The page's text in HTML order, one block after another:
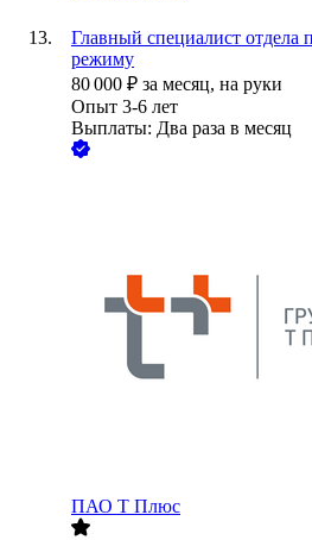
Главный специалист отдела
режиму
80 000 ₽ за месяц, на руки
Опыт 3-6 лет
Выплаты: Два раза в месяц
ПАО Т Плюс